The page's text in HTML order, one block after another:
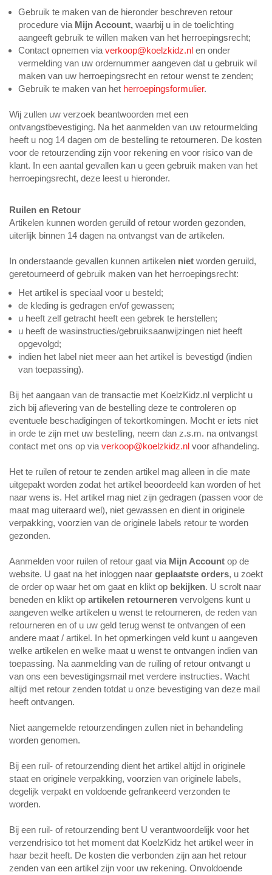
Gebruik te maken van de hieronder beschreven retour
procedure via Mijn Account, waarbij u in de toelichting
aangeeft gebruik te willen maken van het herroepingsrecht;
Contact opnemen via verkoop@koelzkidz.nl en onder
vermelding van uw ordernummer aangeven dat u gebruik wil
maken van uw herroepingsrecht en retour wenst te zenden;
Gebruik te maken van het herroepingsformulier.
Wij zullen uw verzoek beantwoorden met een
ontvangstbevestiging. Na het aanmelden van uw retourmelding
heeft u nog 14 dagen om de bestelling te retourneren. De kosten
voor de retourzending zijn voor rekening en voor risico van de
klant. In een aantal gevallen kan u geen gebruik maken van het
herroepingsrecht, deze leest u hieronder.
Ruilen en Retour
Artikelen kunnen worden geruild of retour worden gezonden,
uiterlijk binnen 14 dagen na ontvangst van de artikelen.
In onderstaande gevallen kunnen artikelen niet worden geruild,
geretourneerd of gebruik maken van het herroepingsrecht:
Het artikel is speciaal voor u besteld;
de kleding is gedragen en/of gewassen;
u heeft zelf getracht heeft een gebrek te herstellen;
u heeft de wasinstructies/gebruiksaanwijzingen niet heeft
opgevolgd;
indien het label niet meer aan het artikel is bevestigd (indien
van toepassing).
Bij het aangaan van de transactie met KoelzKidz.nl verplicht u
zich bij aflevering van de bestelling deze te controleren op
eventuele beschadigingen of tekortkomingen. Mocht er iets niet
in orde te zijn met uw bestelling, neem dan z.s.m. na ontvangst
contact met ons op via verkoop@koelzkidz.nl voor afhandeling.
Het te ruilen of retour te zenden artikel mag alleen in die mate
uitgepakt worden zodat het artikel beoordeeld kan worden of het
naar wens is. Het artikel mag niet zijn gedragen (passen voor de
maat mag uiteraard wel), niet gewassen en dient in originele
verpakking, voorzien van de originele labels retour te worden
gezonden.
Aanmelden voor ruilen of retour gaat via Mijn Account op de
website. U gaat na het inloggen naar geplaatste orders, u zoekt
de order op waar het om gaat en klikt op bekijken. U scrolt naar
beneden en klikt op artikelen retourneren vervolgens kunt u
aangeven welke artikelen u wenst te retourneren, de reden van
retourneren en of u uw geld terug wenst te ontvangen of een
andere maat / artikel. In het opmerkingen veld kunt u aangeven
welke artikelen en welke maat u wenst te ontvangen indien van
toepassing. Na aanmelding van de ruiling of retour ontvangt u
van ons een bevestigingsmail met verdere instructies. Wacht
altijd met retour zenden totdat u onze bevestiging van deze mail
heeft ontvangen.
Niet aangemelde retourzendingen zullen niet in behandeling
worden genomen.
Bij een ruil- of retourzending dient het artikel altijd in originele
staat en originele verpakking, voorzien van originele labels,
degelijk verpakt en voldoende gefrankeerd verzonden te
worden.
Bij een ruil- of retourzending bent U verantwoordelijk voor het
verzendrisico tot het moment dat KoelzKidz het artikel weer in
haar bezit heeft. De kosten die verbonden zijn aan het retour
zenden van een artikel zijn voor uw rekening. Onvoldoende